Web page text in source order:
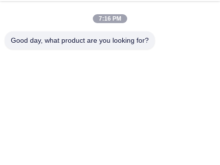
Sales03@chinafibercable.com
7:16 PM
Good day, what product are you looking for?